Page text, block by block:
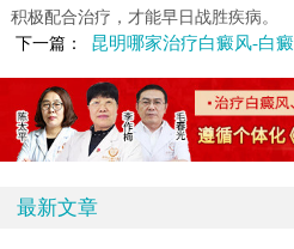
积极配合治疗，才能早日战胜疾病。
下一篇：
昆明哪家治疗白癜风-白
最新文章